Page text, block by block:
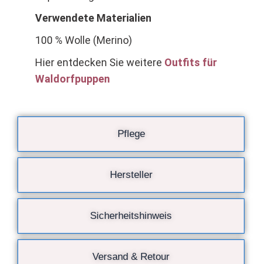
Pflege
Hersteller
Sicherheitshinweis
Versand & Retour
Verwendete Materialien
100 % Wolle (Merino)
Hier entdecken Sie weitere Outfits für
Waldorfpuppen